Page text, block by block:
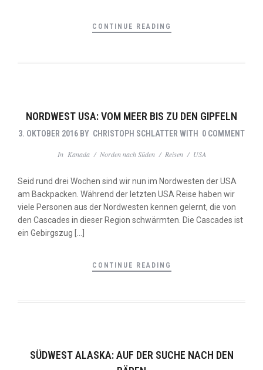
CONTINUE READING
NORDWEST USA: VOM MEER BIS ZU DEN GIPFELN
3. OKTOBER 2016 BY CHRISTOPH SCHLATTER WITH 0 COMMENT
In Kanada/ Norden nach Süden/ Reisen/ USA
Seid rund drei Wochen sind wir nun im Nordwesten der USA
am Backpacken. Während der letzten USA Reise haben wir
viele Personen aus der Nordwesten kennen gelernt, die von
den Cascades in dieser Region schwärmten. Die Cascades ist
ein Gebirgszug […]
CONTINUE READING
SÜDWEST ALASKA: AUF DER SUCHE NACH DEN